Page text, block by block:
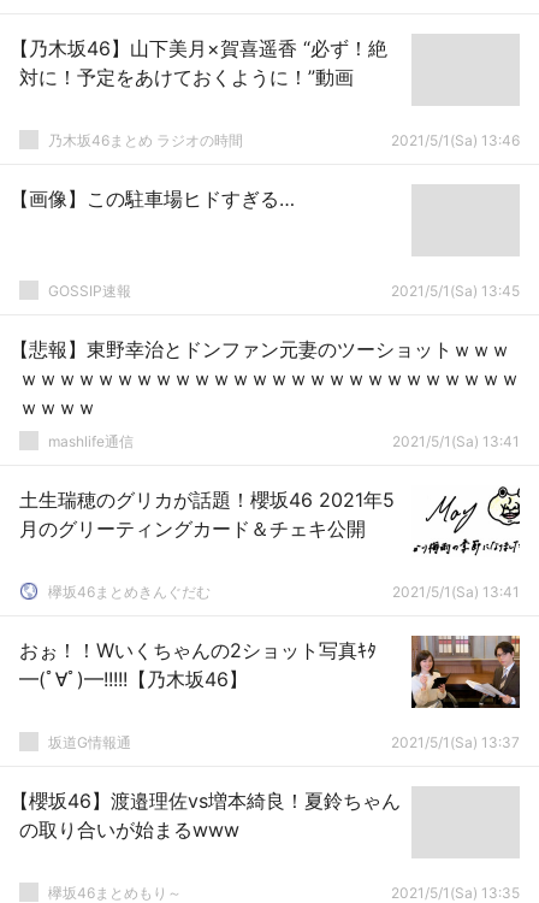
【乃木坂46】山下美月×賀喜遥香 “必ず！絶
対に！予定をあけておくように！”動画
乃木坂46まとめ ラジオの時間 2021/5/1(Sa) 13:46
【画像】この駐車場ヒドすぎる…
GOSSIP速報 2021/5/1(Sa) 13:45
【悲報】東野幸治とドンファン元妻のツーショットｗｗｗ
ｗｗｗｗｗｗｗｗｗｗｗｗｗｗｗｗｗｗｗｗｗｗｗｗｗｗ
ｗｗｗｗ
mashlife通信 2021/5/1(Sa) 13:41
土生瑞穂のグリカが話題！櫻坂46 2021年5
月のグリーティングカード＆チェキ公開
欅坂46まとめきんぐだむ 2021/5/1(Sa) 13:41
おぉ！！Wいくちゃんの2ショット写真ｷﾀ
━(ﾟ∀ﾟ)━!!!!!【乃木坂46】
坂道G情報通 2021/5/1(Sa) 13:37
【櫻坂46】渡邉理佐vs増本綺良！夏鈴ちゃん
の取り合いが始まるwww
欅坂46まとめもり～ 2021/5/1(Sa) 13:35